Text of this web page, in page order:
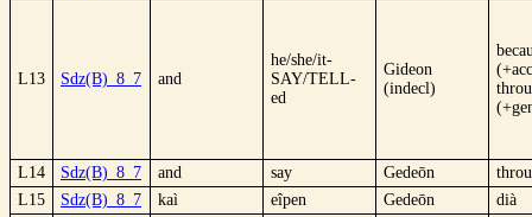
L13 Sdz(B)_8_7 and
he/she/it-
SAY/TELL-
ed
Gideon
(indecl)
L14 Sdz(B)_8_7 and say Gedeōn
L15
Sdz(B)_8_7 kaì eîpen Gedeōn
dià